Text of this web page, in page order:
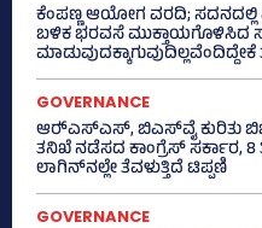
ಕೆಂಪಣ್ಣ ಆಯೋಗ ವರದಿ;
ಬಳಿಕ ಭರವಸೆ ಮುಕ್ತಾಯಗೊಳಿಸಿದ
GOVERNANCE
ಆರ್‍‌ಎಸ್‌ಎಸ್‌, ಬಿಎಸ್‌ವೈ ಕುರಿತು
ತನಿಖೆ ನಡೆಸದ ಕಾಂಗ್ರೆಸ್‌ ಸರ್ಕಾರ,
ಲಾಗಿನ್‌ನಲ್ಲೇ ತೆವಳುತ್ತಿದೆ ಟಿಪ್ಪಣಿ
GOVERNANCE